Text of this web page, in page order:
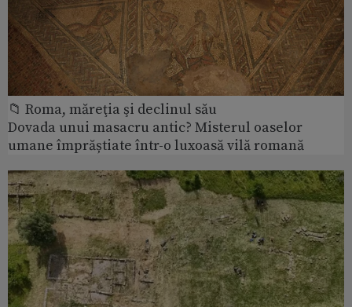
📁 Roma, măreţia şi declinul său
Dovada unui masacru antic? Misterul oaselor
umane împrăștiate într-o luxoasă vilă romană